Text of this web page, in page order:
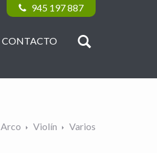
945 197 887
CONTACTO
Arco Violín Varios